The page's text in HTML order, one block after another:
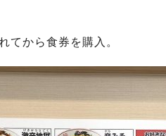
てから食券を購入。